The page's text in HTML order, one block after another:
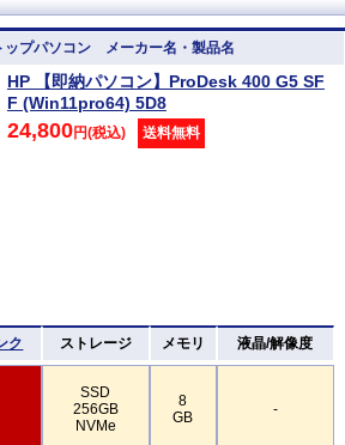
ップパソコン メーカー名・製品名
HP 【即納パソコン】ProDesk 400 G5 SF
F (Win11pro64) 5D8
24,800円(税込) 送料無料
ク ストレージ メモリ 液晶/解像度
SSD
256GB
NVMe
8
GB
-